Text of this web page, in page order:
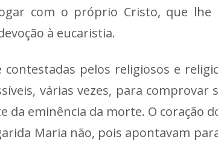
com o próprio Cristo, que lhe
à eucaristia.
pelos religiosos e
várias vezes, para comprovar
da eminência da morte. O coração
Maria não, pois apontavam